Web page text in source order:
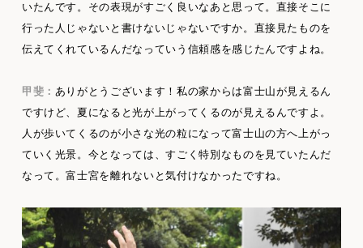
いたんです。その表現がすごく良いなあと思って。直接そこに
行った人じゃないと書けないじゃないですか。直接見たものを
伝えてくれているんだなっていう信頼感を感じたんですよね。
甲斐： ありがとうございます！私の家からは富士山が見えるん
ですけど、夏になると光が上がってくるのが見えるんですよ。
人が歩いてくるのが小さな光の粒になって富士山の方へ上がっ
ていく光景。今となっては、すごく特別なものを見ていたんだ
なって。富士宮を離れないと気付けなかったですね。